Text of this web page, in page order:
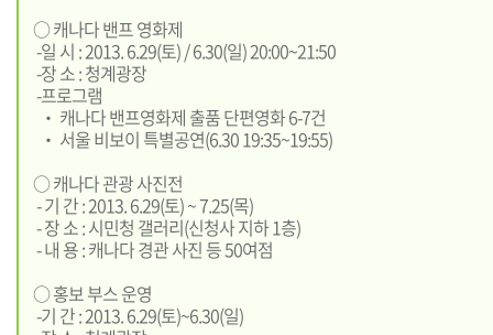
○ 캐나다 밴프 영화제
-일 시 : 2013. 6.29(토) / 6.30(일) 20:00~21:50
-장 소 : 청계광장
-프로그램
‧ 캐나다 밴프영화제 출품 단편영화 6-7건
‧ 서울 비보이 특별공연(6.30 19:35~19:55)
○ 캐나다 관광 사진전
- 기 간 : 2013. 6.29(토) ~ 7.25(목)
- 장 소 : 시민청 갤러리(신청사 지하 1층)
- 내 용 : 캐나다 경관 사진 등 50여점
○ 홍보 부스 운영
-기 간 : 2013. 6.29(토)~6.30(일)